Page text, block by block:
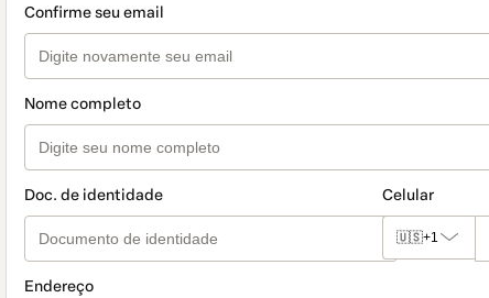
Confirme seu email
Nome completo
Doc. de identidade Celular
🇺🇸+1
Endereço